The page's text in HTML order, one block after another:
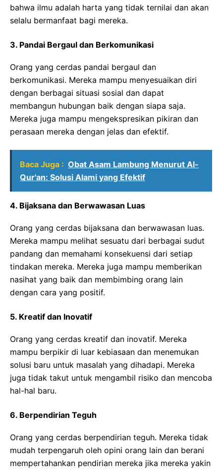
bahwa ilmu adalah harta yang tidak ternilai dan akan
selalu bermanfaat bagi mereka.
3. Pandai Bergaul dan Berkomunikasi
Orang yang cerdas pandai bergaul dan
berkomunikasi. Mereka mampu menyesuaikan diri
dengan berbagai situasi sosial dan dapat
membangun hubungan baik dengan siapa saja.
Mereka juga mampu mengekspresikan pikiran dan
perasaan mereka dengan jelas dan efektif.
Baca Juga : Obat Asam Lambung Menurut Al-
Qur'an: Solusi Alami yang Efektif
4. Bijaksana dan Berwawasan Luas
Orang yang cerdas bijaksana dan berwawasan luas.
Mereka mampu melihat sesuatu dari berbagai sudut
pandang dan memahami konsekuensi dari setiap
tindakan mereka. Mereka juga mampu memberikan
nasihat yang baik dan membimbing orang lain
dengan cara yang positif.
5. Kreatif dan Inovatif
Orang yang cerdas kreatif dan inovatif. Mereka
mampu berpikir di luar kebiasaan dan menemukan
solusi baru untuk masalah yang dihadapi. Mereka
juga tidak takut untuk mengambil risiko dan mencoba
hal-hal baru.
6. Berpendirian Teguh
Orang yang cerdas berpendirian teguh. Mereka tidak
mudah terpengaruh oleh opini orang lain dan berani
mempertahankan pendirian mereka jika mereka yakin